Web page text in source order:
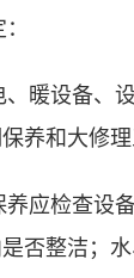
、暖设备、
养和大修理
养应检查设
否整洁；